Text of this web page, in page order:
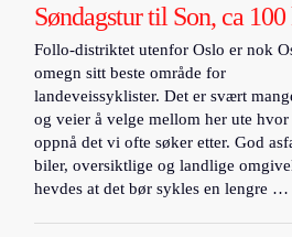
Søndagstur til Son, ca
Follo-distriktet utenfor Oslo er nok
omegn sitt beste område for
landeveissyklister. Det er svært
og veier å velge mellom her ute
oppnå det vi ofte søker etter. God
biler, oversiktlige og landlige
hevdes at det bør sykles en lengre …